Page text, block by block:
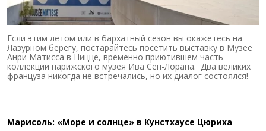
Если этим летом или в бархатный сезон вы окажетесь на
Лазурном берегу, постарайтесь посетить выставку в Музее
Анри Матисса в Ницце, временно приютившем часть
коллекции парижского музея Ива Сен-Лорана. Два великих
француза никогда не встречались, но их диалог состоялся!
Марисоль: «Море и солнце» в Кунстхаусе Цюриха